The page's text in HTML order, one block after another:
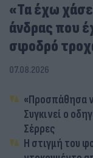
«Τα έχω
άνδρας που
σφοδρό
07.08.2026
«Προσπάθησα
Συγκινεί ο
Σέρρες
Η στιγμή του